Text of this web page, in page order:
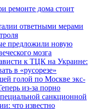
ремонте дома стоит
ответными мерами
предложили новую
мозга
к ТЦК на Украине:
в «русорезе»
голой по Москве экс-
из-за порно
санкционной
что известно